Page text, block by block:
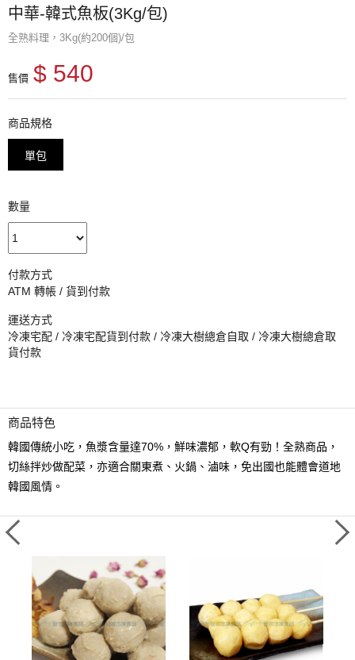
中華-韓式魚板(3Kg/包)
全熟料理，3Kg(約200個)/包
售價 $ 540
商品規格
單包
數量
付款方式
ATM 轉帳 / 貨到付款
運送方式
冷凍宅配 / 冷凍宅配貨到付款 / 冷凍大樹總倉自取 / 冷凍大樹總倉取
貨付款
商品特色
韓國傳統小吃，魚漿含量達70%，鮮味濃郁，軟Q有勁！全熟商品，
切絲拌炒做配菜，亦適合關東煮、火鍋、滷味，免出國也能體會道地
韓國風情。